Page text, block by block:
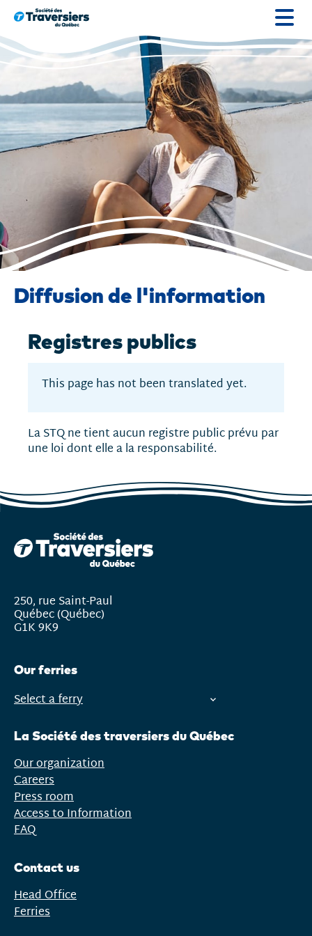
to
content
Diffusion de l'information
Registres publics
This page has not been translated yet.
La STQ ne tient aucun registre public prévu par
une loi dont elle a la responsabilité.
250, rue Saint-Paul
Québec (Québec)
G1K 9K9
Our ferries
Open
Select a ferry
La Société des traversiers du Québec
Our organization
Careers
Press room
Access to Information
FAQ
Contact us
Head Office
Ferries